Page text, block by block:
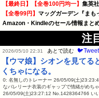
【最終日】【全巻100円均一】 集英
【全巻99円】 マッグガーデン『まも
Amazon・Kindleのセール情報まと
注
2026/05/10 22:31 あとで読む 🐦Tweet
【ウマ娘】シオンを見て
くちゃになる。
0: 名無しのトレーナー 26/05/09(土
なバレリーナ衣装のギャップで情緒がめち
26/05/09(土)23:27:12 No.1428364766 い